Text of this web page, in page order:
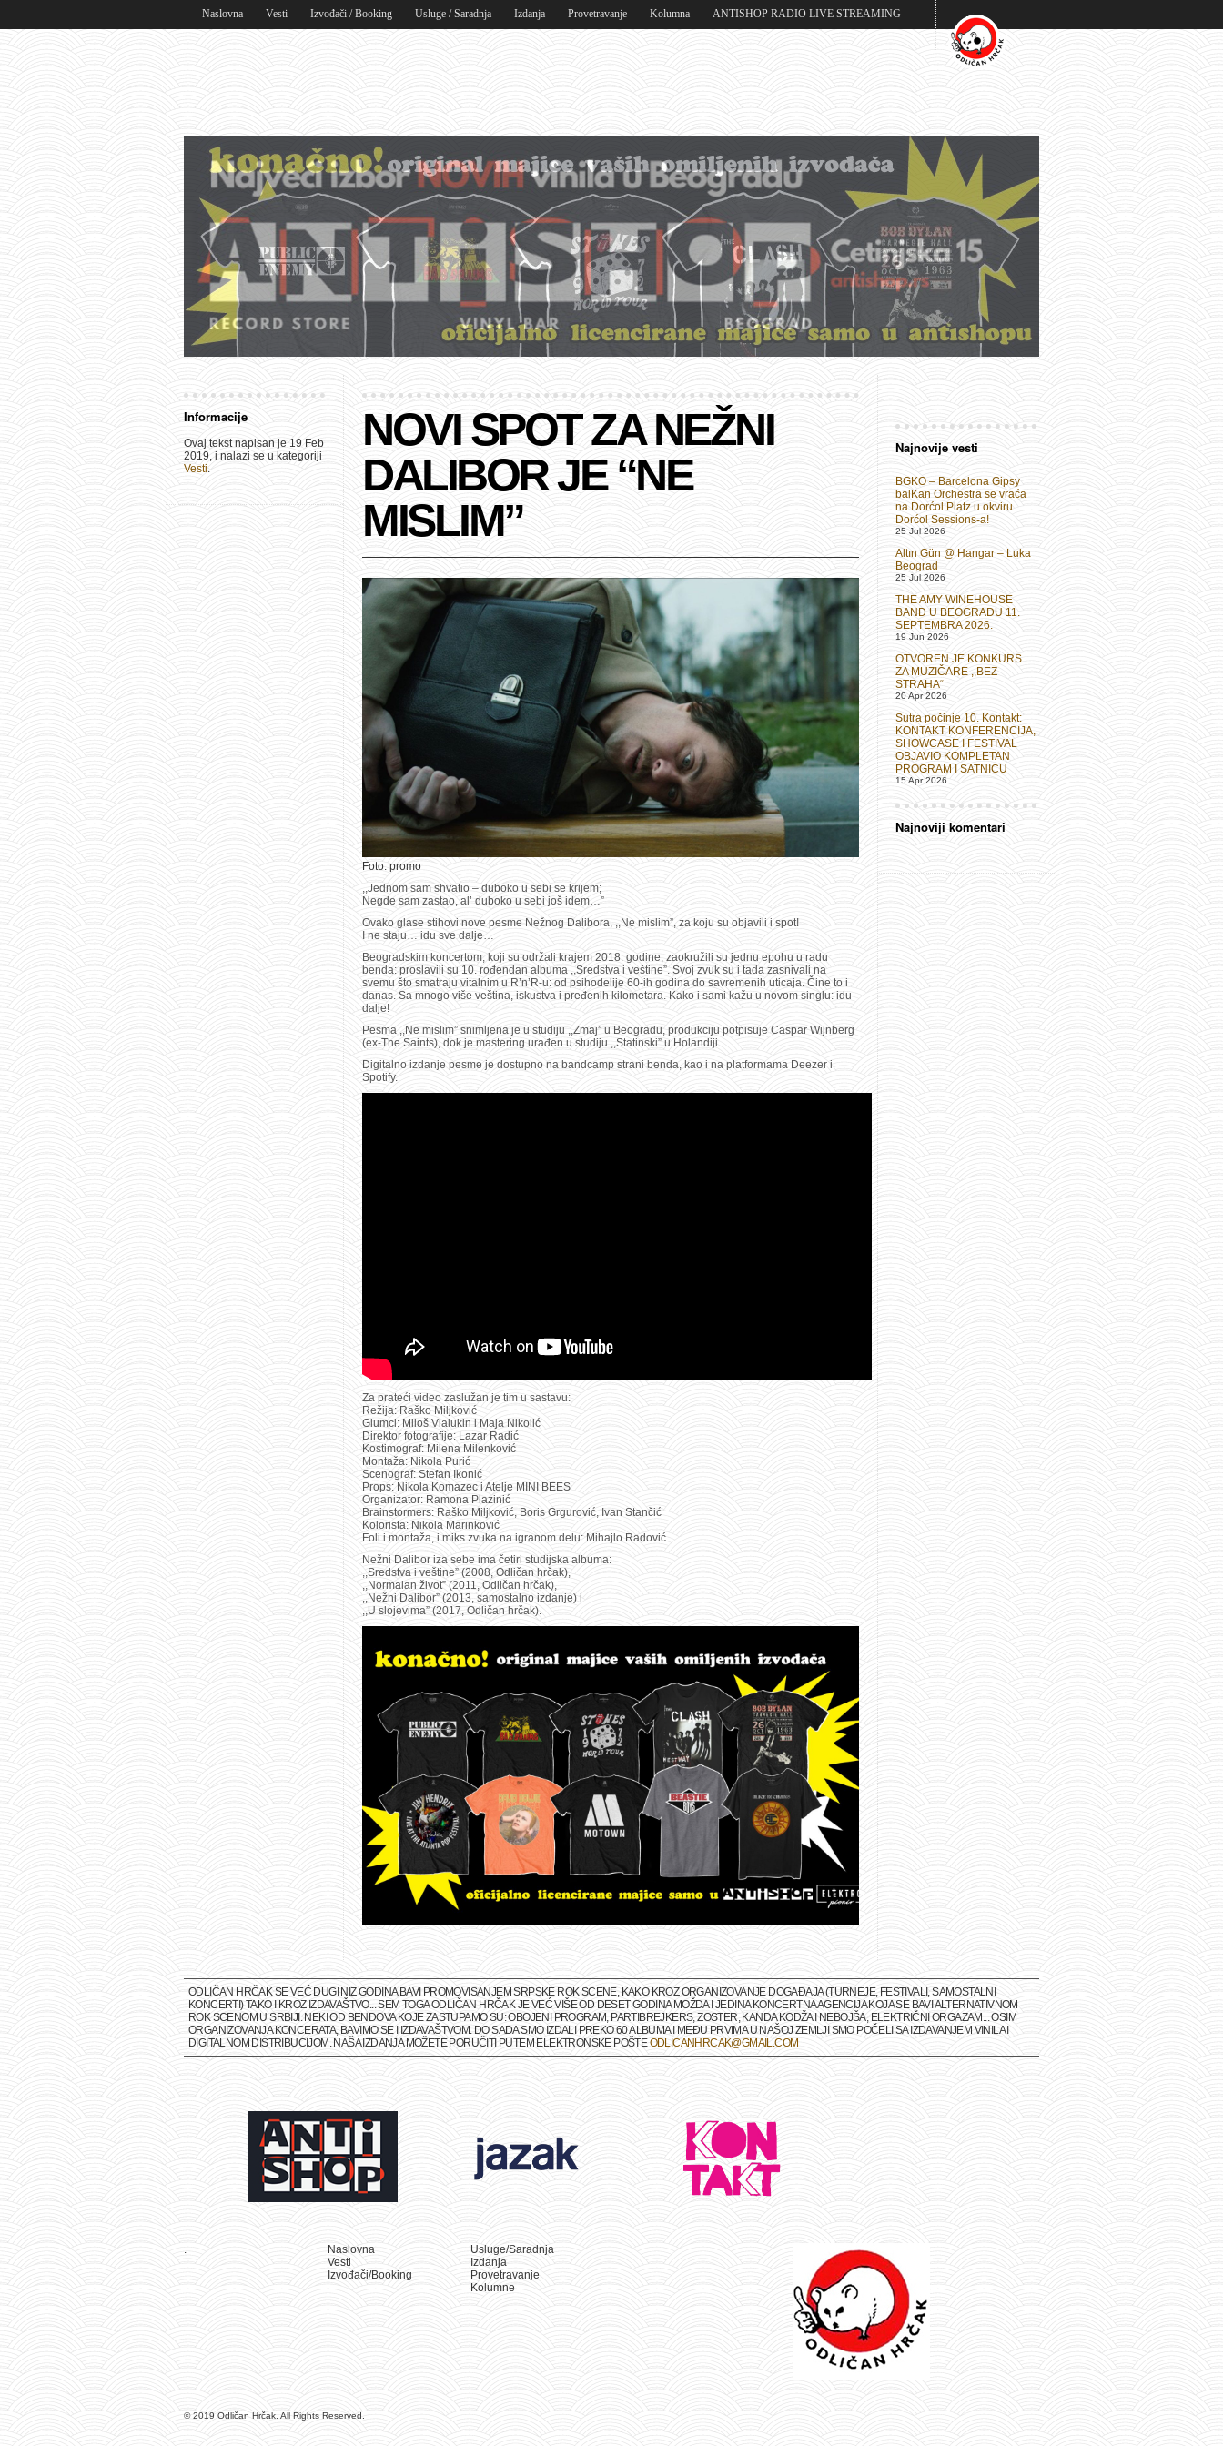
Naslovna Vesti Izvođači / Booking Usluge / Saradnja Izdanja Provetravanje Kolumna ANTISHOP RADIO LIVE STREAMING
Informacije
Ovaj tekst napisan je 19 Feb
2019, i nalazi se u kategoriji
Vesti.
NOVI SPOT ZA NEŽNI
DALIBOR JE “NE
MISLIM”
Foto: promo
,,Jednom sam shvatio – duboko u sebi se krijem;
Negde sam zastao, al’ duboko u sebi još idem…”
Ovako glase stihovi nove pesme Nežnog Dalibora, ,,Ne mislim”, za koju su objavili i spot!
I ne staju… idu sve dalje…
Beogradskim koncertom, koji su održali krajem 2018. godine, zaokružili su jednu epohu u radu
benda: proslavili su 10. rođendan albuma ,,Sredstva i veštine”. Svoj zvuk su i tada zasnivali na
svemu što smatraju vitalnim u R’n’R-u: od psihodelije 60-ih godina do savremenih uticaja. Čine to i
danas. Sa mnogo više veština, iskustva i pređenih kilometara. Kako i sami kažu u novom singlu: idu
dalje!
Pesma ,,Ne mislim” snimljena je u studiju ,,Zmaj” u Beogradu, produkciju potpisuje Caspar Wijnberg
(ex-The Saints), dok je mastering urađen u studiju ,,Statinski” u Holandiji.
Digitalno izdanje pesme je dostupno na bandcamp strani benda, kao i na platformama Deezer i
Spotify.
Za prateći video zaslužan je tim u sastavu:
Režija: Raško Miljković
Glumci: Miloš Vlalukin i Maja Nikolić
Direktor fotografije: Lazar Radić
Kostimograf: Milena Milenković
Montaža: Nikola Purić
Scenograf: Stefan Ikonić
Props: Nikola Komazec i Atelje MINI BEES
Organizator: Ramona Plazinić
Brainstormers: Raško Miljković, Boris Grgurović, Ivan Stančić
Kolorista: Nikola Marinković
Foli i montaža, i miks zvuka na igranom delu: Mihajlo Radović
Nežni Dalibor iza sebe ima četiri studijska albuma:
,,Sredstva i veštine” (2008, Odličan hrčak),
,,Normalan život” (2011, Odličan hrčak),
,,Nežni Dalibor” (2013, samostalno izdanje) i
,,U slojevima” (2017, Odličan hrčak).
Najnovije vesti
BGKO – Barcelona Gipsy
balKan Orchestra se vraća
na Dorćol Platz u okviru
Dorćol Sessions-a!
25 Jul 2026
Altın Gün @ Hangar – Luka
Beograd
25 Jul 2026
THE AMY WINEHOUSE
BAND U BEOGRADU 11.
SEPTEMBRA 2026.
19 Jun 2026
OTVOREN JE KONKURS
ZA MUZIČARE ,,BEZ
STRAHA“
20 Apr 2026
Sutra počinje 10. Kontakt:
KONTAKT KONFERENCIJA,
SHOWCASE I FESTIVAL
OBJAVIO KOMPLETAN
PROGRAM I SATNICU
15 Apr 2026
Najnoviji komentari
ODLIČAN HRČAK SE VEĆ DUGI NIZ GODINA BAVI PROMOVISANJEM SRPSKE ROK SCENE, KAKO KROZ ORGANIZOVANJE DOGAĐAJA (TURNEJE, FESTIVALI, SAMOSTALNI
KONCERTI) TAKO I KROZ IZDAVAŠTVO... SEM TOGA ODLIČAN HRČAK JE VEĆ VIŠE OD DESET GODINA MOŽDA I JEDINA KONCERTNA AGENCIJA KOJA SE BAVI ALTERNATIVNOM
ROK SCENOM U SRBIJI. NEKI OD BENDOVA KOJE ZASTUPAMO SU: OBOJENI PROGRAM, PARTIBREJKERS, ZOSTER, KANDA KODŽA I NEBOJŠA, ELEKTRIČNI ORGAZAM... OSIM
ORGANIZOVANJA KONCERATA, BAVIMO SE I IZDAVAŠTVOM. DO SADA SMO IZDALI PREKO 60 ALBUMA I MEĐU PRVIMA U NAŠOJ ZEMLJI SMO POČELI SA IZDAVANJEM VINILA I
DIGITALNOM DISTRIBUCIJOM. NAŠA IZDANJA MOŽETE PORUČITI PUTEM ELEKTRONSKE POŠTEODLICANHRCAK@GMAIL.COM
.
Naslovna
Vesti
Izvođači/Booking
Usluge/Saradnja
Izdanja
Provetravanje
Kolumne
© 2019 Odličan Hrčak. All Rights Reserved.